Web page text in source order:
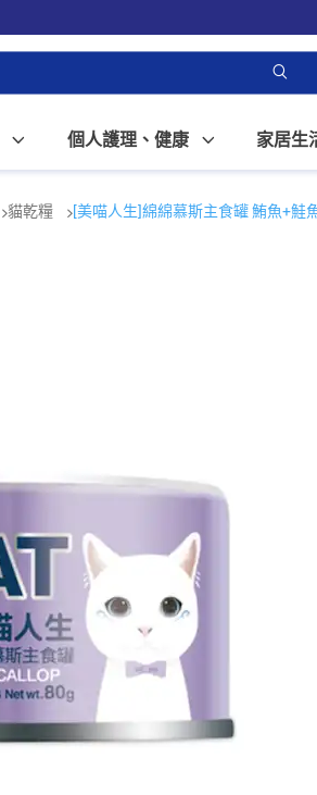
個人護理、健康 家居生
貓乾糧 [美喵人生]綿綿慕斯主食罐 鮪魚+鮭